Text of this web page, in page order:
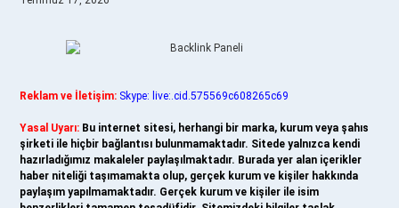
Reklam ve İletişim: Skype: live:.cid.575569c608265c69
Yasal Uyarı: Bu internet sitesi, herhangi bir marka, kurum veya şahıs
şirketi ile hiçbir bağlantısı bulunmamaktadır. Sitede yalnızca kendi
hazırladığımız makaleler paylaşılmaktadır. Burada yer alan içerikler
haber niteliği taşımamakta olup, gerçek kurum ve kişiler hakkında
paylaşım yapılmamaktadır. Gerçek kurum ve kişiler ile isim